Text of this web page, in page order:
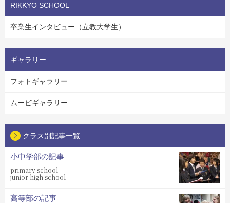
RIKKYO SCHOOL
卒業生インタビュー（立教大学生）
ギャラリー
フォトギャラリー
ムービギャラリー
クラス別記事一覧
小中学部の記事
primary school
junior high school
高等部の記事